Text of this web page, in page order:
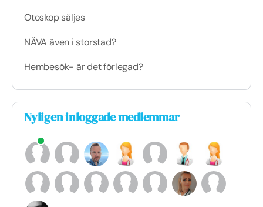
Otoskop säljes
NÄVA även i storstad?
Hembesök- är det förlegad?
Nyligen inloggade medlemmar